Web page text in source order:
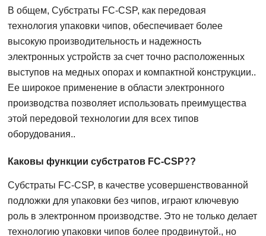
В общем, Субстраты FC-CSP, как передовая
технология упаковки чипов, обеспечивает более
высокую производительность и надежность
электронных устройств за счет точно расположенных
выступов на медных опорах и компактной конструкции..
Ее широкое применение в области электронного
производства позволяет использовать преимущества
этой передовой технологии для всех типов
оборудования..
Каковы функции субстратов FC-CSP??
Субстраты FC-CSP, в качестве усовершенствованной
подложки для упаковки без чипов, играют ключевую
роль в электронном производстве. Это не только делает
технологию упаковки чипов более продвинутой., но